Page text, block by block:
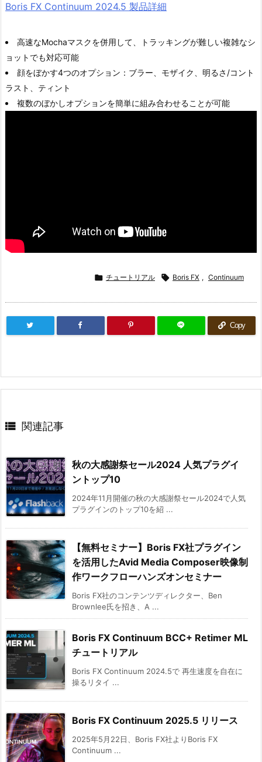
Boris FX Continuum 2024.5 製品詳細
高速なMochaマスクを併用して、トラッキングが難しい複雑なシ
ョットでも対応可能
顔をぼかす4つのオプション：ブラー、モザイク、明るさ/コント
ラスト、ティント
複数のぼかしオプションを簡単に組み合わせることが可能
 チュートリアル  Boris FX , Continuum
Copy
 関連記事
秋の大感謝祭セール2024 人気プラグイ
ントップ10
2024年11月開催の秋の大感謝祭セール2024で人気
プラグインのトップ10を紹 ...
【無料セミナー】Boris FX社プラグイン
を活用したAvid Media Composer映像制
作ワークフローハンズオンセミナー
Boris FX社のコンテンツディレクター、Ben
Brownlee氏を招き、A ...
Boris FX Continuum BCC+ Retimer ML
チュートリアル
Boris FX Continuum 2024.5で 再生速度を自在に
操るリタイ ...
Boris FX Continuum 2025.5 リリース
2025年5月22日、Boris FX社よりBoris FX
Continuum ...